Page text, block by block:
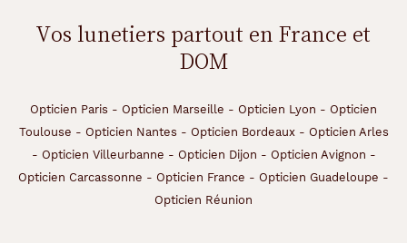
Vos lunetiers partout en France et
DOM
Opticien Paris - Opticien Marseille - Opticien Lyon - Opticien
Toulouse - Opticien Nantes - Opticien Bordeaux- Opticien Arles
- Opticien Villeurbanne - Opticien Dijon - Opticien Avignon -
Opticien Carcassonne - Opticien France - Opticien Guadeloupe -
Opticien Réunion